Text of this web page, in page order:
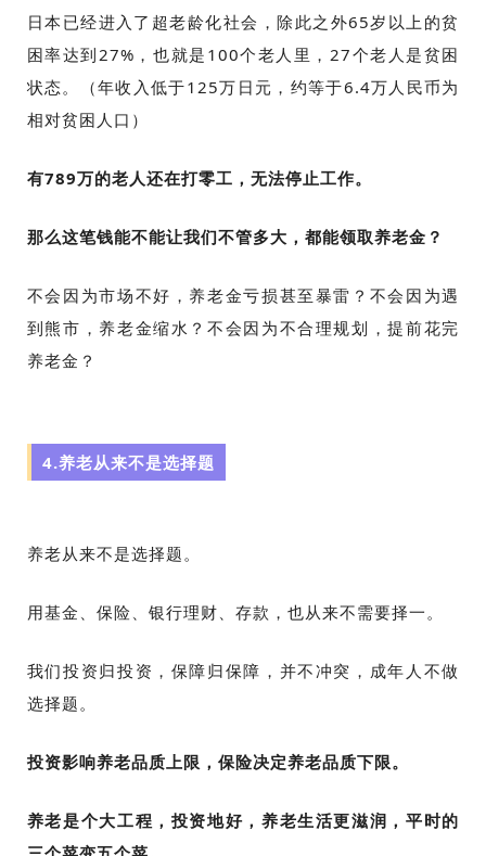
日本已经进入了超老龄化社会，除此之外65岁以上的贫
困率达到27%，也就是100个老人里，27个老人是贫困
状态。
（年收入低于125万日元，约等于6.4万人民币为
相对贫困人口）
有789万的老人还在打零工，无法停止工作。
那么这笔钱能不能让我们不管多大，都能领取养老金？
不会因为市场不好，养老金亏损甚至暴雷？不会因为遇
到熊市，养老金缩水？不会因为不合理规划，提前花完
养老金？
4.养老从来不是选择题
养老从来不是选择题。
用基金、保险、银行理财、存款，也从来不需要择一。
我们投资归投资，保障归保障， 并不冲突，成年人不做
选择题。
投资影响养老品质上限，保险决定养老品质下限。
养老是个大工程，投资地好，养老生活更滋润，平时的